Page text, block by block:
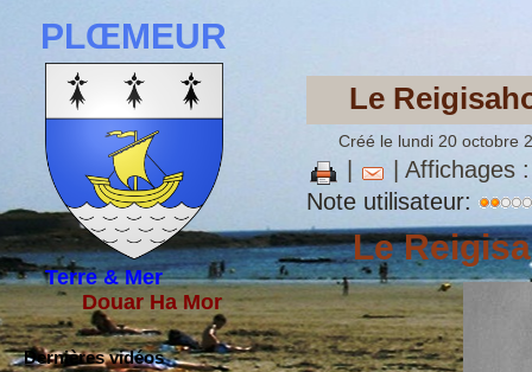
PLŒMEUR
Terre & Mer
Douar Ha Mor
Dernières vidéos
Le
Créé le lundi 20 octobre
| Affichages
Note utilisateur:
Le